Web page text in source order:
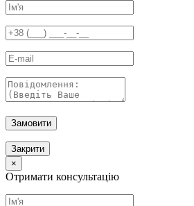
Замовити
Закрити
×
Отримати консультацію